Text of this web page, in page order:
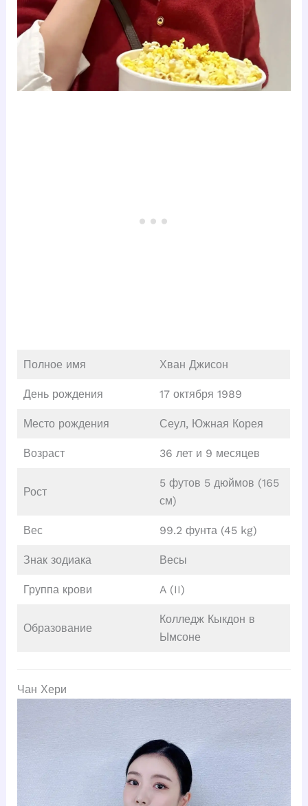
Полное имя Хван Джисон
День рождения 17 октября 1989
Место рождения Сеул, Южная Корея
Возраст 36 лет и 9 месяцев
Рост
5 футов 5 дюймов (165
см)
Вес 99.2 фунта (45 kg)
Знак зодиака Весы
Группа крови A (II)
Образование
Колледж Кыкдон в
Ымсоне
Чан Хери